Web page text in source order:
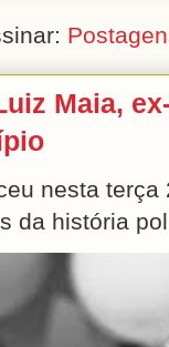
Maia,
nesta
da história